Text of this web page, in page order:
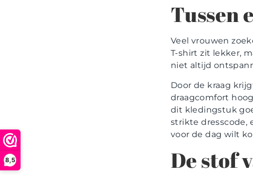
8,5
Tussen
Veel vrouwen
T-shirt zit lekker,
niet altijd
Door de kraag
draagcomfort
dit kledingstuk
strikte dresscode,
voor de dag wilt
De stof